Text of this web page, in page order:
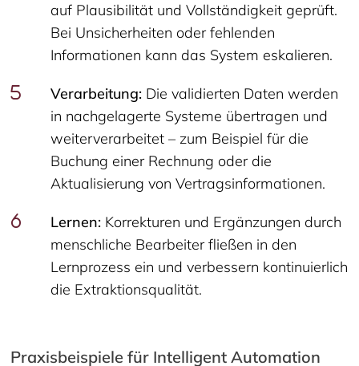
auf Plausibilität und Vollständigkeit geprüft.
Bei Unsicherheiten oder fehlenden
Informationen kann das System eskalieren.
Verarbeitung: Die validierten Daten werden
in nachgelagerte Systeme übertragen und
weiterverarbeitet – zum Beispiel für die
Buchung einer Rechnung oder die
Aktualisierung von Vertragsinformationen.
Lernen: Korrekturen und Ergänzungen durch
menschliche Bearbeiter fließen in den
Lernprozess ein und verbessern kontinuierlich
die Extraktionsqualität.
Praxisbeispiele für Intelligent Automation